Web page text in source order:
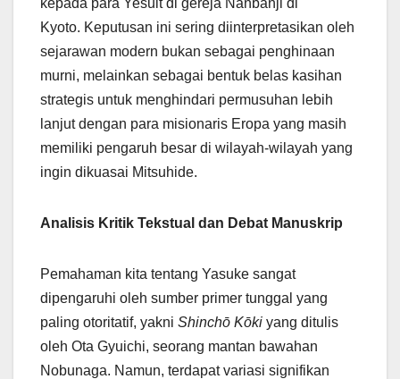
Kyoto. Keputusan ini sering diinterpretasikan oleh
sejarawan modern bukan sebagai penghinaan
murni, melainkan sebagai bentuk belas kasihan
strategis untuk menghindari permusuhan lebih
lanjut dengan para misionaris Eropa yang masih
memiliki pengaruh besar di wilayah-wilayah yang
ingin dikuasai Mitsuhide.
Analisis Kritik Tekstual dan Debat Manuskrip
Pemahaman kita tentang Yasuke sangat
dipengaruhi oleh sumber primer tunggal yang
paling otoritatif, yakni Shinchō Kōki yang ditulis
oleh Ota Gyuichi, seorang mantan bawahan
Nobunaga. Namun, terdapat variasi signifikan